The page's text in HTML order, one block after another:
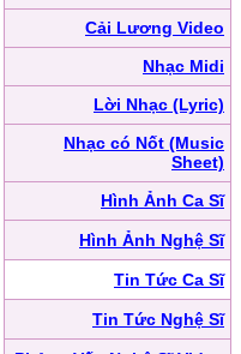
Cải Lương Video
Nhạc Midi
Lời Nhạc (Lyric)
Nhạc có Nốt (Music
Sheet)
Hình Ảnh Ca Sĩ
Hình Ảnh Nghệ Sĩ
Tin Tức Ca Sĩ
Tin Tức Nghệ Sĩ